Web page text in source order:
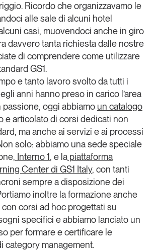
2026
di GS1 Italy che racconta in
il cambiamento e le sfide del largo
a professionisti e
Italy GS1 Italy
Tendenze
Ricordo che organizzavamo le
alle sale di alcuni hotel
casi, muovendoci anche in giro
davvero tanta richiesta dalle nostre
di comprendere come utilizzare
GS1.
e tanto lavoro svolto da tutti i
anni hanno preso in carico l’area
passione, oggi abbiamo un catalogo
e articolato di corsi dedicati non
ma anche ai servizi e ai processi
solo: abbiamo unasede speciale
Interno 1, e lapiattaforma
Centerdi GS1 Italy, con tanti
sempre a disposizione dei
inoltre la formazione anche
corsi ad hoc progettati su
specifici e abbiamo lanciato un
per formare e certificare le
category management.